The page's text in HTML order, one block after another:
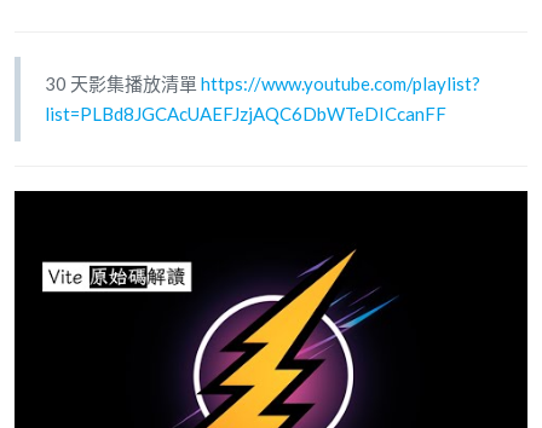
30 天影集播放清單 https://www.youtube.com/playlist?
list=PLBd8JGCAcUAEFJzjAQC6DbWTeDICcanFF